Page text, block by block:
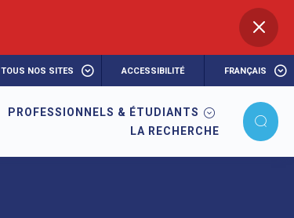
TOUS NOS SITES ACCESSIBILITÉ FRANÇAIS
PROFESSIONNELS & ÉTUDIANTS
LA RECHERCHE